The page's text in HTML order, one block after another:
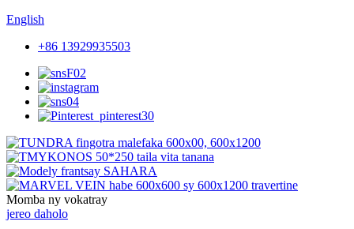
English
+86 13929935503
Momba ny vokatray
jereo daholo